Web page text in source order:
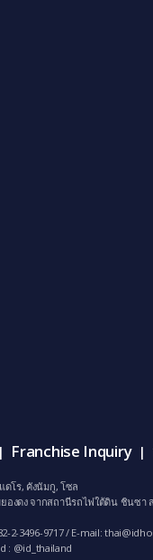
| Franchise Inquiry |
ดโร, คังนัมกู, โซล
องดง จากสถานีรถไฟใต้ดิน ชินซา
2-3496-9717 / E-mail:
: @id_thailand